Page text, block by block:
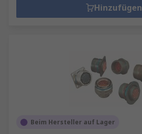
Hinzufügen
Beim Hersteller auf Lager